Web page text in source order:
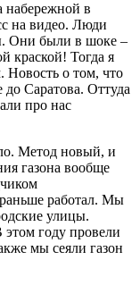
набережной в
на видео. Люди
Они были в шоке –
краской! Тогда я
Новость о том, что
Саратова. Оттуда
про нас
Метод новый, и
газона вообще
работал. Мы
улицы.
году провели
мы сеяли газон